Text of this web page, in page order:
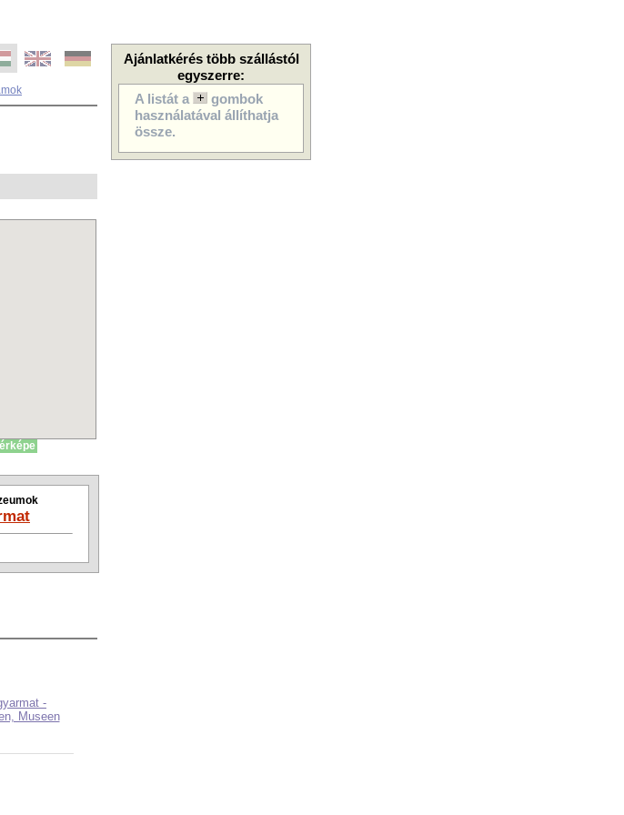
Ajánlatkérés több szállástól
egyszerre:
A listát a
gombok
használatával állíthatja
össze.
-
Museen